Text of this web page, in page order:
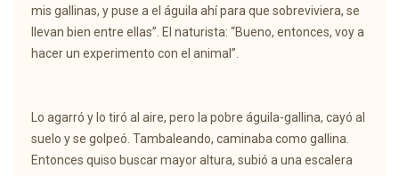
mis gallinas, y puse a el águila ahí para que sobreviviera, se
llevan bien entre ellas”. El naturista: “Bueno, entonces, voy a
hacer un experimento con el animal”.
Lo agarró y lo tiró al aire, pero la pobre águila-gallina, cayó al
suelo y se golpeó. Tambaleando, caminaba como gallina.
Entonces quiso buscar mayor altura, subió a una escalera